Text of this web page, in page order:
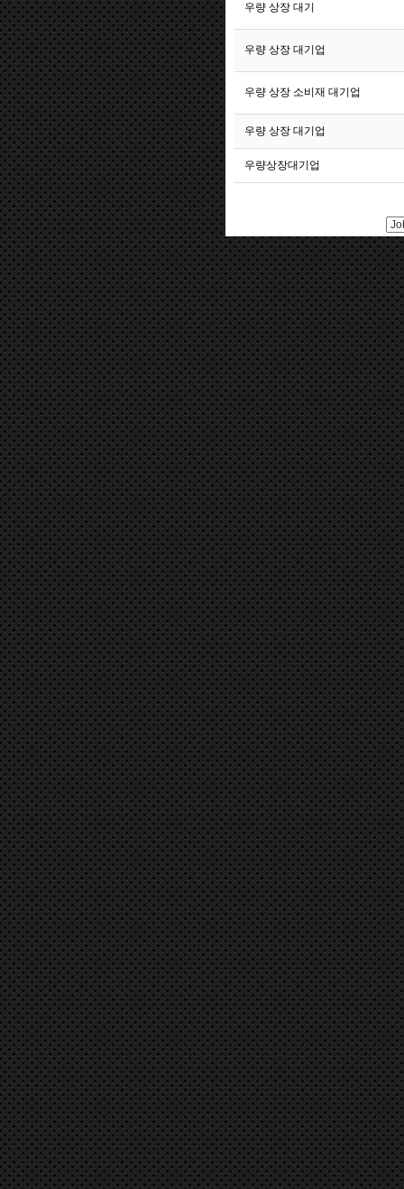
122
우량 상장 대기
121
우량 상장 대기업
120
우량 상장 소비재 대기업
119
우량 상장 대기업
118
우량상장대기업